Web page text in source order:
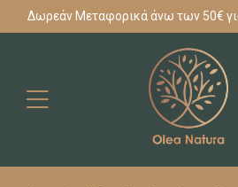
Δωρεάν Μεταφορικά άνω των 50€